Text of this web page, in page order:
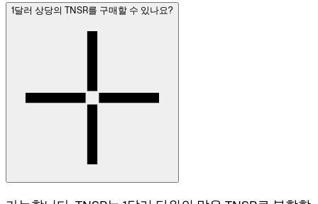
1달러 상당의 TNSR를 구매할 수 있나요?